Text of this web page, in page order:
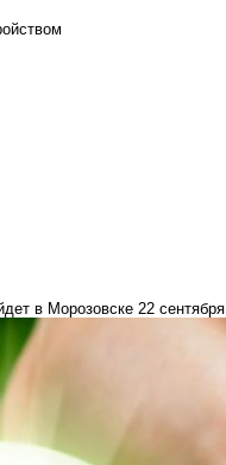
в Морозовске 22 сентября